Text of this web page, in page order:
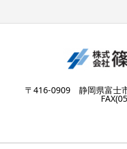
〒416-0909 静岡県富士